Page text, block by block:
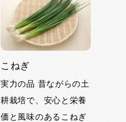
こねぎ
実力の品 昔ながらの土
耕栽培で、安心と栄養
価と風味のあるこねぎ